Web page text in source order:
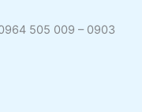
505 009 – 0903